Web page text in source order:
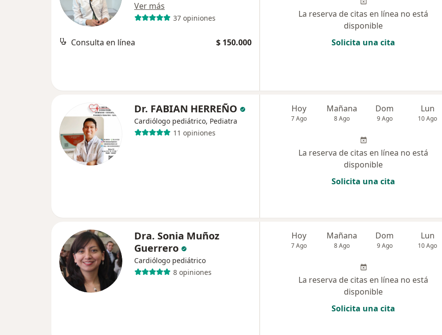
Ver más
37 opiniones
Consulta en línea $ 150.000
La reserva de citas en línea no está
disponible
Solicita una cita
Dr. FABIAN HERREÑO
Cardiólogo pediátrico, Pediatra
11 opiniones
Hoy
7 Ago
Mañana
8 Ago
Dom
9 Ago
Lun
10 Ago
La reserva de citas en línea no está
disponible
Solicita una cita
Dra. Sonia Muñoz
Guerrero
Cardiólogo pediátrico
8 opiniones
Hoy
7 Ago
Mañana
8 Ago
Dom
9 Ago
Lun
10 Ago
La reserva de citas en línea no está
disponible
Solicita una cita